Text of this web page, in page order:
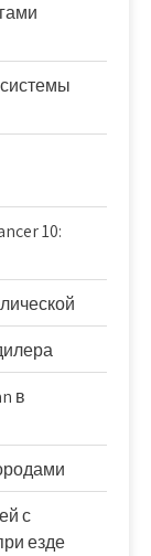
10:
в
с
езде